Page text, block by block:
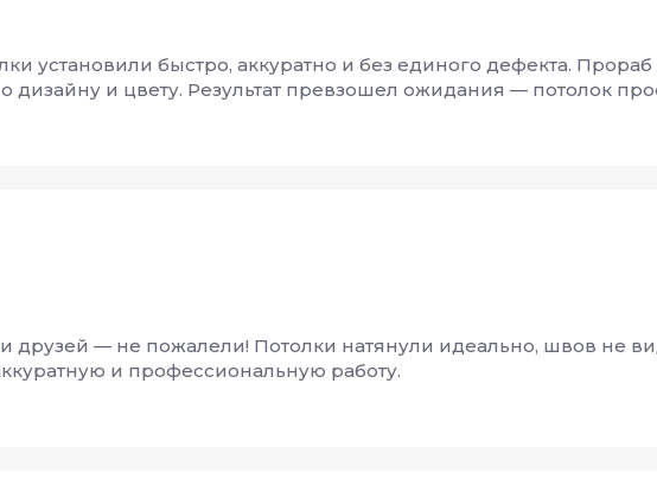
установили быстро, аккуратно и без единого дефекта.
и цвету. Результат превзошел ожидания — потолок
— не пожалели! Потолки натянули идеально, швов не
и профессиональную работу.